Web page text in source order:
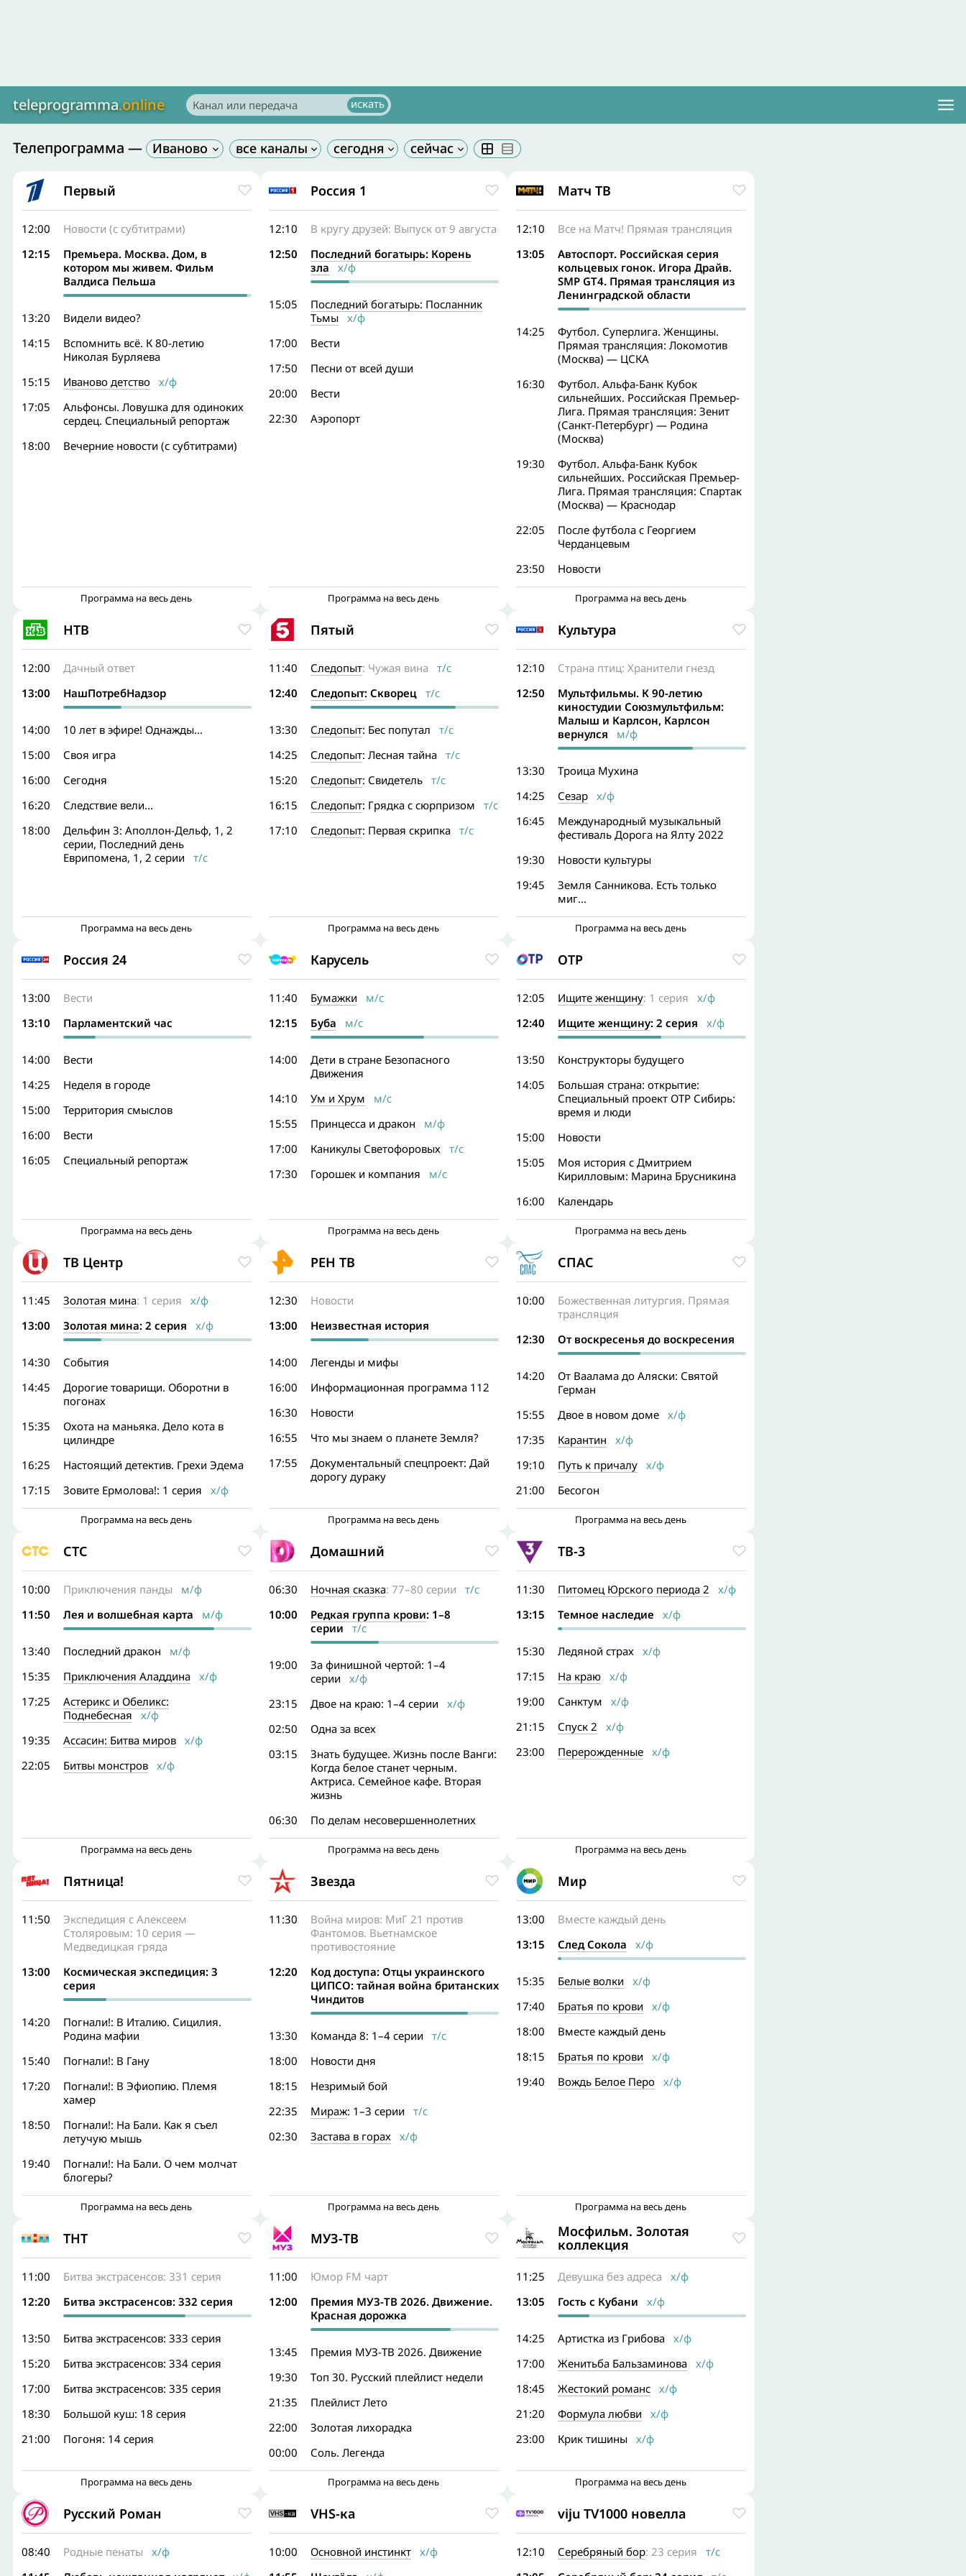
teleprogramma.online
Телепрограмма — Иваново
Первый
12:00
Новости (с субтитрами)
12:15
Премьера. Москва. Дом, в
котором мы живем. Фильм
Валдиса Пельша
13:20
Видели видео?
14:15
Вспомнить всё. К 80-летию
Николая Бурляева
15:15
Иваново детство х/ф
17:05
Альфонсы. Ловушка для одиноких
сердец. Специальный репортаж
18:00
Вечерние новости (с субтитрами)
Программа на весь день
Россия 1
12:10
В кругу друзей: Выпуск от 9 августа
12:50
Последний богатырь: Корень
зла х/ф
15:05
Последний богатырь: Посланник
Тьмых/ф
17:00
Вести
17:50
Песни от всей души
20:00
Вести
22:30
Аэропорт
Программа на весь день
Матч ТВ
12:10
Все на Матч! Прямая трансляция
13:05
Автоспорт. Российская серия
кольцевых гонок. Игора Драйв.
SMP GT4. Прямая трансляция из
Ленинградской области
14:25
Футбол. Суперлига. Женщины.
Прямая трансляция: Локомотив
(Москва) — ЦСКА
16:30
Футбол. Альфа-Банк Кубок
сильнейших. Российская Премьер-
Лига. Прямая трансляция: Зенит
(Санкт-Петербург) — Родина
(Москва)
19:30
Футбол. Альфа-Банк Кубок
сильнейших. Российская Премьер-
Лига. Прямая трансляция: Спартак
(Москва) — Краснодар
22:05
После футбола с Георгием
Черданцевым
23:50
Новости
Программа на весь день
НТВ
12:00
Дачный ответ
13:00
НашПотребНадзор
14:00
10 лет в эфире! Однажды...
15:00
Своя игра
16:00
Сегодня
16:20
Следствие вели...
18:00
Дельфин 3: Аполлон-Дельф, 1, 2
серии, Последний день
Еврипомена, 1, 2 серии т/с
Программа на весь день
Пятый
11:40 Следопыт: Чужая вина т/с
12:40
Следопыт: Скворецт/с
13:30 Следопыт: Бес попутал т/с
14:25
Следопыт: Лесная тайнат/с
15:20
Следопыт: Свидетельт/с
16:15
Следопыт: Грядка с сюрпризом т/с
17:10
Следопыт: Первая скрипкат/с
Программа на весь день
Культура
12:10
Страна птиц: Хранители гнезд
12:50
Мультфильмы. К 90-летию
киностудии Союзмультфильм:
Малыш и Карлсон, Карлсон
вернулся м/ф
13:30
Троица Мухина
14:25
Сезарх/ф
16:45
Международный музыкальный
фестиваль Дорога на Ялту 2022
19:30
Новости культуры
19:45
Земля Санникова. Есть только
миг...
Программа на весь день
Россия 24
13:00
Вести
13:10
Парламентский час
14:00
Вести
14:25
Неделя в городе
15:00
Территория смыслов
16:00
Вести
16:05
Специальный репортаж
Программа на весь день
Карусель
11:40 Бумажки м/с
12:15
Буба м/с
14:00
Дети в стране Безопасного
Движения
14:10
Ум и Хрум м/с
15:55
Принцесса и дракон м/ф
17:00
Каникулы Светофоровыхт/с
17:30
Горошек и компания м/с
Программа на весь день
ОТР
12:05 Ищите женщину: 1 серия х/ф
12:40
Ищите женщину: 2 серия х/ф
13:50
Конструкторы будущего
14:05
Большая страна: открытие:
Специальный проект ОТР Сибирь:
время и люди
15:00
Новости
15:05
Моя история с Дмитрием
Кирилловым: Марина Брусникина
16:00
Календарь
Программа на весь день
ТВ Центр
11:45 Золотая мина: 1 серия х/ф
13:00
Золотая мина: 2 серия х/ф
14:30
События
14:45
Дорогие товарищи. Оборотни в
погонах
15:35
Охота на маньяка. Дело кота в
цилиндре
16:25
Настоящий детектив. Грехи Эдема
17:15
Зовите Ермолова!: 1 серия х/ф
Программа на весь день
РЕН ТВ
12:30
Новости
13:00
Неизвестная история
14:00
Легенды и мифы
16:00
Информационная программа 112
16:30
Новости
16:55
Что мы знаем о планете Земля?
17:55
Документальный спецпроект: Дай
дорогу дураку
Программа на весь день
СПАС
10:00
Божественная литургия. Прямая
трансляция
12:30
От воскресенья до воскресения
14:20
От Ваалама до Аляски: Святой
Герман
15:55
Двое в новом домех/ф
17:35
Карантин х/ф
19:10
Путь к причалух/ф
21:00
Бесогон
Программа на весь день
СТС
10:00 Приключения панды м/ф
11:50
Лея и волшебная карта м/ф
13:40 Последний дракон м/ф
15:35
Приключения Аладдина х/ф
17:25
Астерикс и Обеликс:
Поднебесная х/ф
19:35
Ассасин: Битва миров х/ф
22:05
Битвы монстров х/ф
Программа на весь день
Домашний
06:30 Ночная сказка: 77–80 серии т/с
10:00
Редкая группа крови: 1–8
серии т/с
19:00
За финишной чертой: 1–4
серии х/ф
23:15
Двое на краю: 1–4 серии х/ф
02:50
Одна за всех
03:15
Знать будущее. Жизнь после Ванги:
Когда белое станет черным.
Актриса. Семейное кафе. Вторая
жизнь
06:30
По делам несовершеннолетних
Программа на весь день
ТВ-3
11:30 Питомец Юрского периода 2 х/ф
13:15
Темное наследие х/ф
15:30 Ледяной страхх/ф
17:15
На краюх/ф
19:00
Санктум х/ф
21:15
Спуск 2 х/ф
23:00
Перерожденныех/ф
Программа на весь день
Пятница!
11:50
Экспедиция с Алексеем
Столяровым: 10 серия —
Медведицкая гряда
13:00
Космическая экспедиция: 3
серия
14:20
Погнали!: В Италию. Сицилия.
Родина мафии
15:40
Погнали!: В Гану
17:20
Погнали!: В Эфиопию. Племя
хамер
18:50
Погнали!: На Бали. Как я съел
летучую мышь
19:40
Погнали!: На Бали. О чем молчат
блогеры?
Программа на весь день
Звезда
11:30
Война миров: МиГ 21 против
Фантомов. Вьетнамское
противостояние
12:20
Код доступа: Отцы украинского
ЦИПСО: тайная война британских
Чиндитов
13:30 Команда 8: 1–4 серии т/с
18:00
Новости дня
18:15
Незримый бой
22:35
Мираж: 1–3 серии т/с
02:30
Застава в горахх/ф
Программа на весь день
Мир
13:00
Вместе каждый день
13:15
След Сокола х/ф
15:35 Белые волки х/ф
17:40
Братья по крови х/ф
18:00
Вместе каждый день
18:15
Братья по крови х/ф
19:40
Вождь Белое Перох/ф
Программа на весь день
ТНТ
11:00
Битва экстрасенсов: 331 серия
12:20
Битва экстрасенсов: 332 серия
13:50
Битва экстрасенсов: 333 серия
15:20
Битва экстрасенсов: 334 серия
17:00
Битва экстрасенсов: 335 серия
18:30
Большой куш: 18 серия
21:00
Погоня: 14 серия
Программа на весь день
МУЗ-ТВ
11:00
Юмор FM чарт
12:00
Премия МУЗ-ТВ 2026. Движение.
Красная дорожка
13:45
Премия МУЗ-ТВ 2026. Движение
19:30
Tоп 30. Русский плейлист недели
21:35
Плейлист Лето
22:00
Золотая лихорадка
00:00
Соль. Легенда
Программа на весь день
Мосфильм. Золотая
коллекция
11:25 Девушка без адреса х/ф
13:05
Гость с Кубани х/ф
14:25 Артистка из Грибовах/ф
17:00
Женитьба Бальзаминовах/ф
18:45
Жестокий романсх/ф
21:20
Формула любви х/ф
23:00
Крик тишиных/ф
Программа на весь день
Русский Роман
08:40 Родные пенаты х/ф
VHS-ка
10:00 Основной инстинктх/ф
viju TV1000 новелла
12:10 Серебряный бор: 23 серия т/с